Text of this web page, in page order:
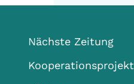
Nächste Zeitung
Kooperationsprojekt